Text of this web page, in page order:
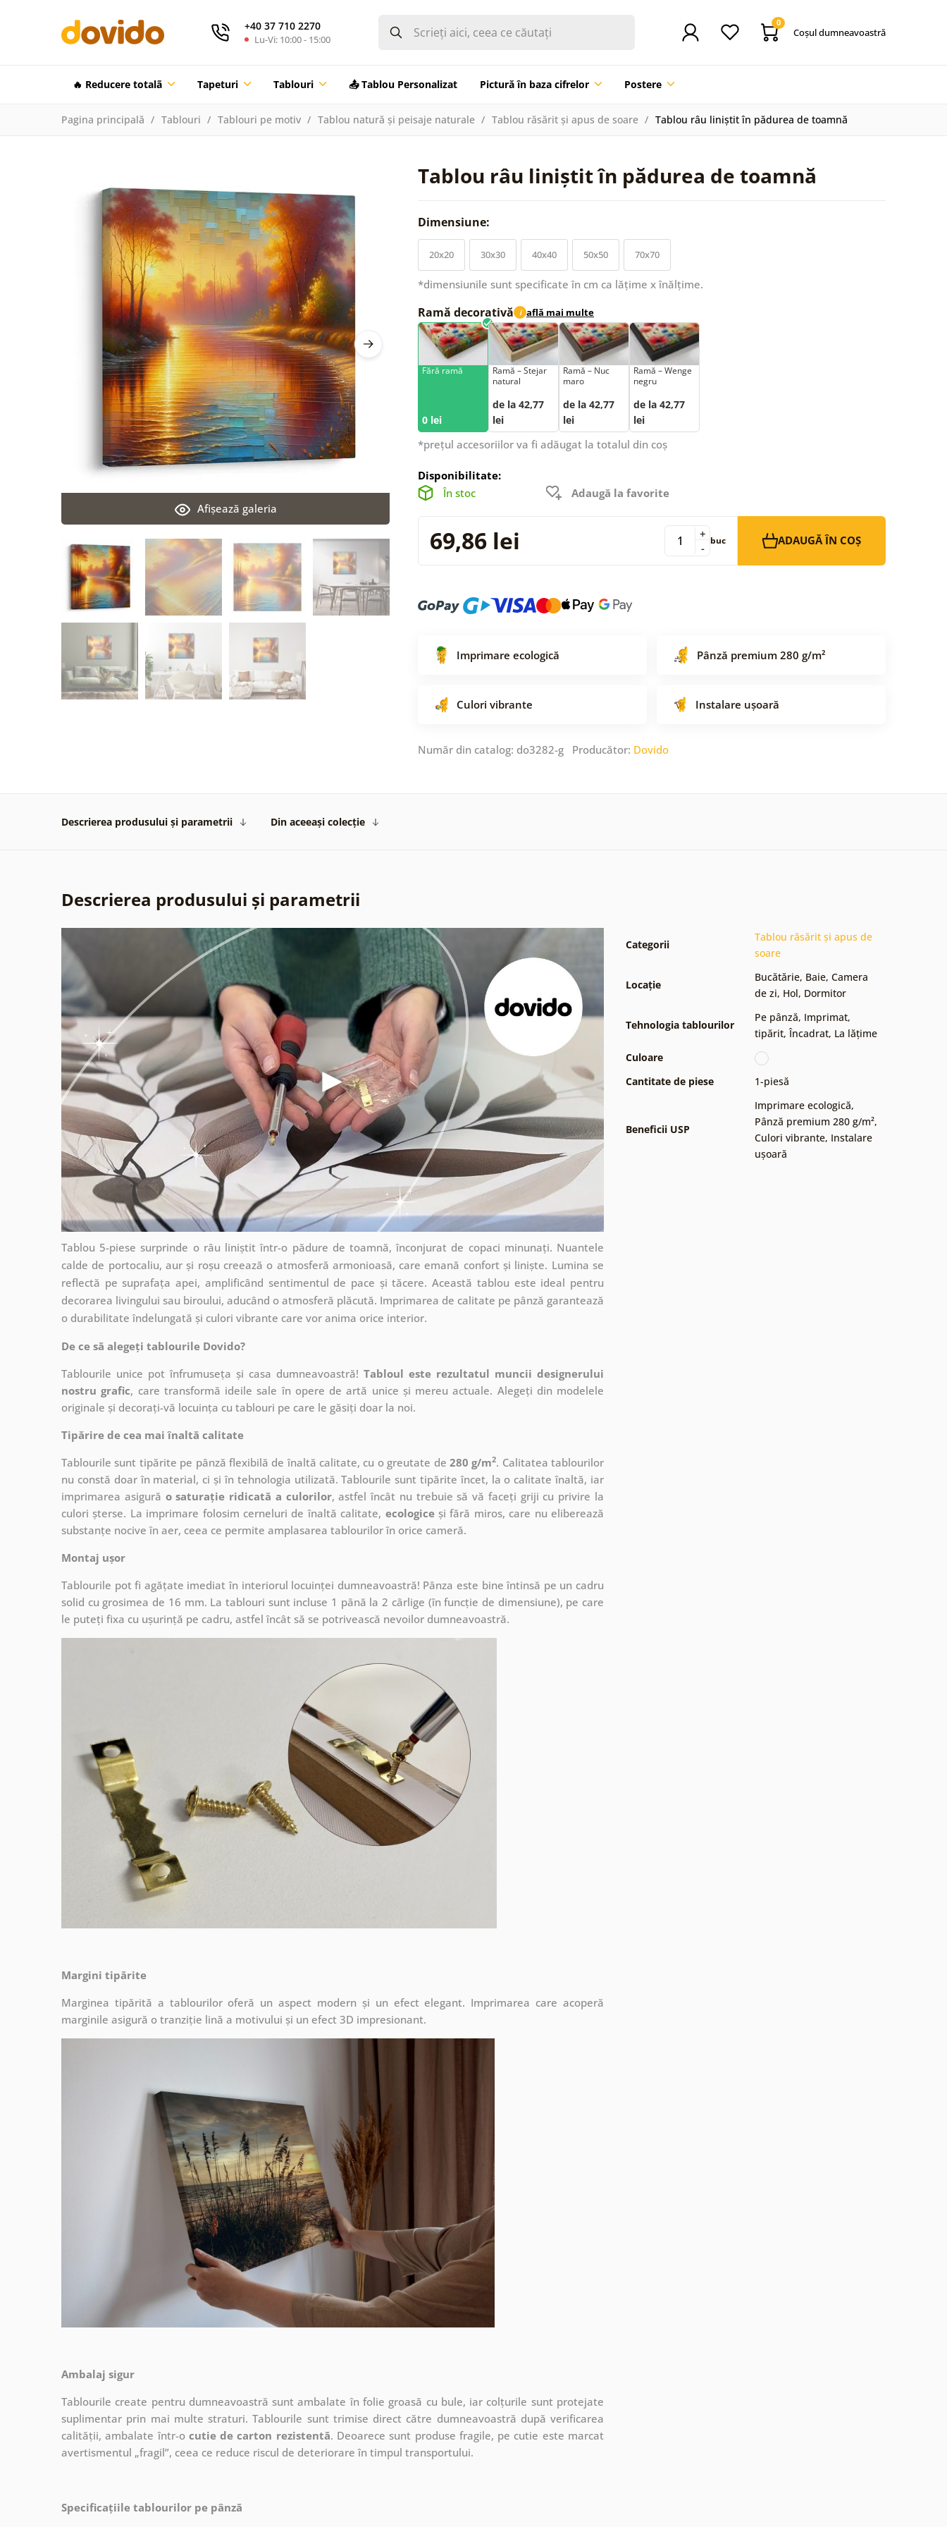
+40 37 710 2270
Lu-Vi: 10:00 - 15:00
0
Coşul dumneavoastră
🔥 Reducere totalã Tapeturi Tablouri 📤 Tablou Personalizat Pictură în baza cifrelor Postere
Pagina principală Tablouri Tablouri pe motiv Tablou natură și peisaje naturale Tablou răsărit și apus de soare Tablou râu liniștit în pădurea de toamnă
Tablou râu liniștit în pădurea de toamnă
Afişează galeria
Dimensiune:
20x20 30x30 40x40 50x50 70x70
*dimensiunile sunt specificate în cm ca lățime x înălțime.
Ramă decorativă i află mai multe
Fără ramă
0 lei
Ramă – Stejar
natural
de la 42,77
lei
Ramă – Nuc
maro
de la 42,77
lei
Ramă – Wenge
negru
de la 42,77
lei
*prețul accesoriilor va fi adăugat la totalul din coș
Disponibilitate:
În stoc
Adaugă la favorite
69,86 lei -
+ buc ADAUGĂ ÎN COȘ
Imprimare ecologică Pânză premium 280 g/m²
Culori vibrante Instalare ușoară
Număr din catalog: do3282-g Producător: Dovido
Descrierea produsului și parametrii Din aceeași colecție
Descrierea produsului și parametrii
Tablou 5-piese surprinde o râu liniștit într-o pădure de toamnă, înconjurat de copaci minunați. Nuantele
calde de portocaliu, aur și roșu creează o atmosferă armonioasă, care emană confort și liniște. Lumina se
reflectă pe suprafața apei, amplificând sentimentul de pace și tăcere. Această tablou este ideal pentru
decorarea livingului sau biroului, aducând o atmosferă plăcută. Imprimarea de calitate pe pânză garantează
o durabilitate îndelungată și culori vibrante care vor anima orice interior.
De ce să alegeți tablourile Dovido?
Tablourile unice pot înfrumuseța și casa dumneavoastră! Tabloul este rezultatul muncii designerului
nostru grafic, care transformă ideile sale în opere de artă unice și mereu actuale. Alegeți din modelele
originale și decorați-vă locuința cu tablouri pe care le găsiți doar la noi.
Tipărire de cea mai înaltă calitate
Tablourile sunt tipărite pe pânză flexibilă de înaltă calitate, cu o greutate de 280 g/m2. Calitatea tablourilor
nu constă doar în material, ci și în tehnologia utilizată. Tablourile sunt tipărite încet, la o calitate înaltă, iar
imprimarea asigură o saturație ridicată a culorilor, astfel încât nu trebuie să vă faceți griji cu privire la
culori șterse. La imprimare folosim cerneluri de înaltă calitate, ecologiceși fără miros, care nu eliberează
substanțe nocive în aer, ceea ce permite amplasarea tablourilor în orice cameră.
Montaj ușor
Tablourile pot fi agățate imediat în interiorul locuinței dumneavoastră! Pânza este bine întinsă pe un cadru
solid cu grosimea de 16 mm. La tablouri sunt incluse 1 până la 2 cârlige (în funcție de dimensiune), pe care
le puteți fixa cu ușurință pe cadru, astfel încât să se potrivească nevoilor dumneavoastră.
Margini tipărite
Marginea tipărită a tablourilor oferă un aspect modern și un efect elegant. Imprimarea care acoperă
marginile asigură o tranziție lină a motivului și un efect 3D impresionant.
Ambalaj sigur
Tablourile create pentru dumneavoastră sunt ambalate în folie groasă cu bule, iar colțurile sunt protejate
suplimentar prin mai multe straturi.Tablourile sunt trimise direct către dumneavoastră după verificarea
calității, ambalate într-o cutie de carton rezistentă. Deoarece sunt produse fragile, pe cutie este marcat
avertismentul „fragil”, ceea ce reduce riscul de deteriorare în timpul transportului.
Specificațiile tablourilor pe pânză
Categorii
Tablou răsărit și apus de
soare
Locație
Bucătărie, Baie, Camera
de zi, Hol, Dormitor
Tehnologia tablourilor
Pe pânză, Imprimat,
tipărit,Încadrat, La lățime
Culoare
Cantitate de piese
1-piesă
Beneficii USP
Imprimare ecologică,
Pânză premium 280 g/m²,
Culori vibrante, Instalare
ușoară